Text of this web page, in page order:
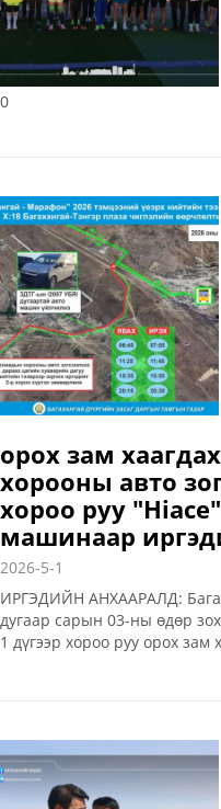
0
орох зам
хорооны авто
хороо руу
машинаар
2026-5-1
ИРГЭДИЙН АНХААРАЛД:
дугаар сарын 03-ны өдөр
1 дүгээр хороо руу орох